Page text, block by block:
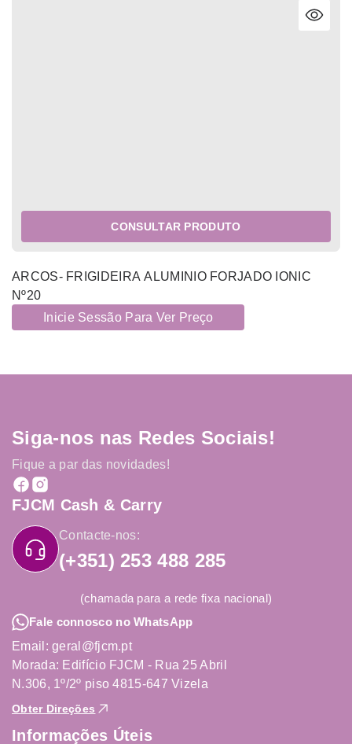
CONSULTAR PRODUTO
ARCOS- FRIGIDEIRA ALUMINIO FORJADO IONIC
Nº20
Inicie Sessão Para Ver Preço
Siga-nos nas Redes Sociais!
Fique a par das novidades!
FJCM Cash & Carry
Contacte-nos:
(+351) 253 488 285
(chamada para a rede fixa nacional)
Fale connosco no WhatsApp
Email: geral@fjcm.pt
Morada: Edifício FJCM - Rua 25 Abril
N.306, 1º/2º piso 4815-647 Vizela
Obter Direções
Informações Úteis